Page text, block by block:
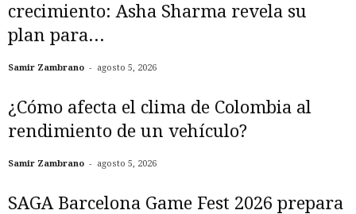
crecimiento: Asha Sharma revela su
plan para...
Samir Zambrano - agosto 5, 2026
¿Cómo afecta el clima de Colombia al
rendimiento de un vehículo?
Samir Zambrano - agosto 5, 2026
SAGA Barcelona Game Fest 2026 prepara